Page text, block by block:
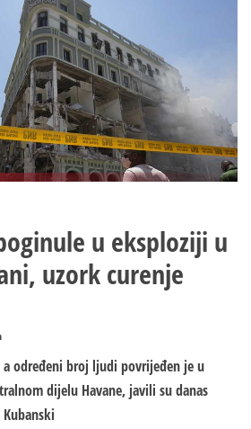
osoba
poginulo,
više
od
70
povrijeđeno
u eksploziji u
uzork curenje
a određeni broj ljudi povrijeđen je u
dijelu Havane, javili su danas